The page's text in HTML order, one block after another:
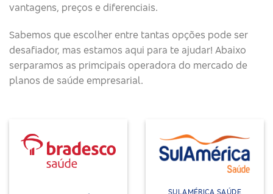
vantagens, preços e diferenciais.
Sabemos que escolher entre tantas opções pode ser
desafiador, mas estamos aqui para te ajudar! Abaixo
serparamos as primcipais operadora do mercado de
planos de saúde empresarial.
SULAMÉRICA SAÚDE